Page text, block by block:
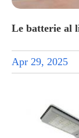
Le batterie al
Apr 29, 2025